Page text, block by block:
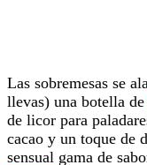
Las sobremesas se
llevas) una botella de
de licor para
cacao y un toque de
sensual gama de